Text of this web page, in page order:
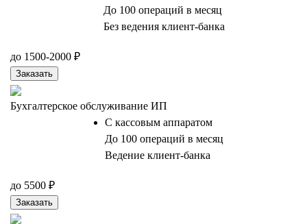
До 100 операций в месяц
Без ведения клиент-банка
до 1500-2000 ₽
Заказать
Бухгалтерское обслуживание ИП
С кассовым аппаратом
До 100 операций в месяц
Ведение клиент-банка
до 5500 ₽
Заказать